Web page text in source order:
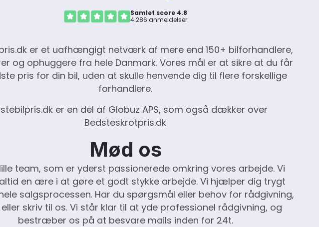
Samlet score 4.8
4.286 anmeldelser
er et uafhængigt netværk af mere end 150+ bilforhandlere,
og ophuggere fra hele Danmark. Vores mål er at sikre at du får
pris for din bil, uden at skulle henvende dig til flere forskellige
forhandlere.
er en del af Globuz APS, som også dækker over
Bedsteskrotpris.dk
Mød os
team, som er yderst passionerede omkring vores arbejde. Vi
en ære i at gøre et godt stykke arbejde. Vi hjælper dig trygt
salgsprocessen. Har du spørgsmål eller behov for rådgivning,
skriv til os. Vi står klar til at yde professionel rådgivning, og
bestræber os på at besvare mails inden for 24t.